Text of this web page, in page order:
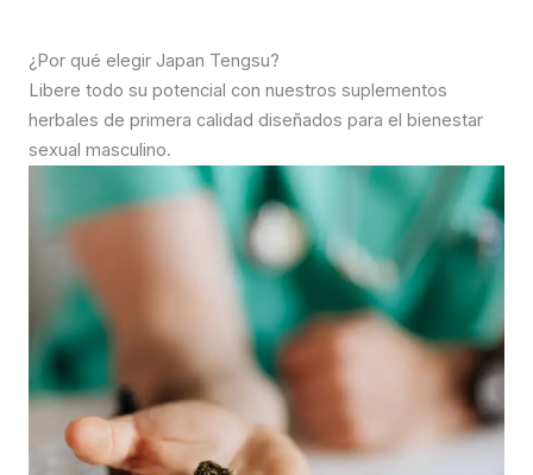
¿Por qué elegir Japan Tengsu?
Libere todo su potencial con nuestros suplementos
herbales de primera calidad diseñados para el bienestar
sexual masculino.